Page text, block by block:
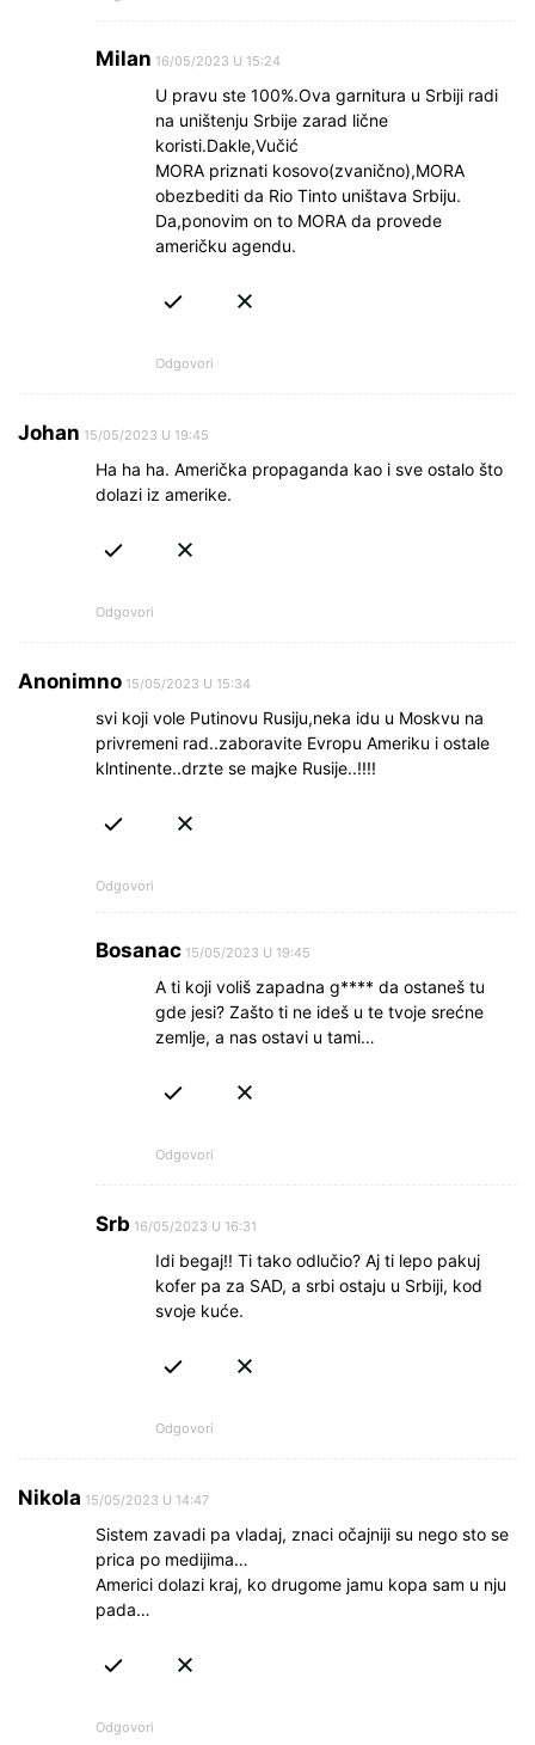
Milan 16/05/2023 U 15:24
U pravu ste 100%.Ova garnitura u Srbiji radi
na uništenju Srbije zarad lične
koristi.Dakle,Vučić
MORA priznati kosovo(zvanično),MORA
obezbediti da Rio Tinto uništava Srbiju.
Da,ponovim on to MORA da provede
američku agendu.
Odgovori
Johan 15/05/2023 U 19:45
Ha ha ha. Američka propaganda kao i sve ostalo što
dolazi iz amerike.
Odgovori
Anonimno 15/05/2023 U 15:34
svi koji vole Putinovu Rusiju,neka idu u Moskvu na
privremeni rad..zaboravite Evropu Ameriku i ostale
klntinente..drzte se majke Rusije..!!!!
Odgovori
Bosanac 15/05/2023 U 19:45
A ti koji voliš zapadna g**** da ostaneš tu
gde jesi? Zašto ti ne ideš u te tvoje srećne
zemlje, a nas ostavi u tami…
Odgovori
Srb 16/05/2023 U 16:31
Idi begaj!! Ti tako odlučio? Aj ti lepo pakuj
kofer pa za SAD, a srbi ostaju u Srbiji, kod
svoje kuće.
Odgovori
Nikola 15/05/2023 U 14:47
Sistem zavadi pa vladaj, znaci očajniji su nego sto se
prica po medijima…
Americi dolazi kraj, ko drugome jamu kopa sam u nju
pada…
Odgovori